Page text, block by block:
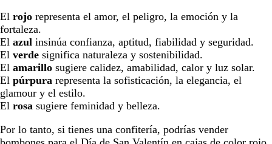
El rojo representa el amor, el peligro, la emoción y la
fortaleza.
El azul insinúa confianza, aptitud, fiabilidad y seguridad.
El verde significa naturaleza y sostenibilidad.
El amarillo sugiere calidez, amabilidad, calor y luz solar.
El púrpura representa la sofisticación, la elegancia, el
glamour y el estilo.
El rosa sugiere feminidad y belleza.
Por lo tanto, si tienes una confitería, podrías vender